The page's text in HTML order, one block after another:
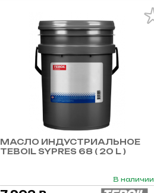
МАСЛО ИНДУСТРИАЛЬНОЕ
TEBOIL SYPRES 68 ( 20 L )
В наличии